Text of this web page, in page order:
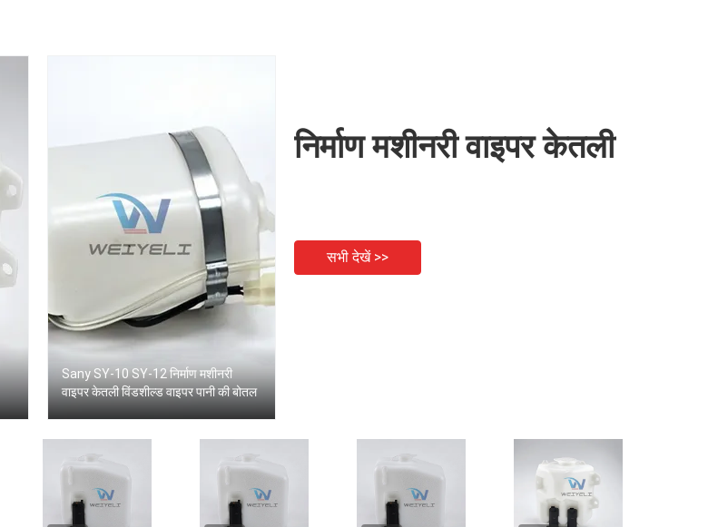
Sany SY-10 SY-12 निर्माण मशीनरी
वाइपर केतली विंडशील्ड वाइपर पानी की बोतल
निर्माण मशीनरी वाइपर केतली
सभी देखें >>